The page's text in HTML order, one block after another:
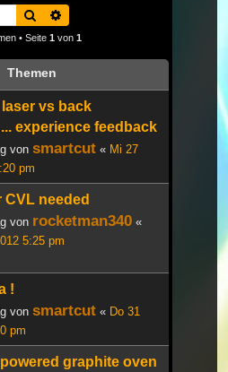
Suche
• Seite 1 von 1
Themen
vs back
experience feedback
von smartcut « Mi 27
pm
CVL needed
von rocketman340 «
5:25 pm
!
von smartcut « Do 31
pm
graphite oven